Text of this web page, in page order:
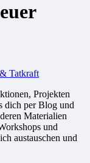
Tatkraft
Projekten
dich per Blog und
Materialien
und
austauschen und